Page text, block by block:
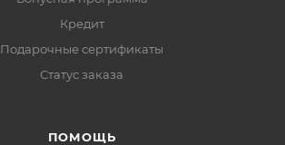
Кредит
Подарочные сертификаты
Статус заказа
ПОМОЩЬ